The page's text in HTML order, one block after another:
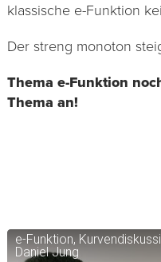
klassische e-Funktion
Der streng monoton
Thema e-Funktion
Thema an!
e-Funktion,
Daniel Jung